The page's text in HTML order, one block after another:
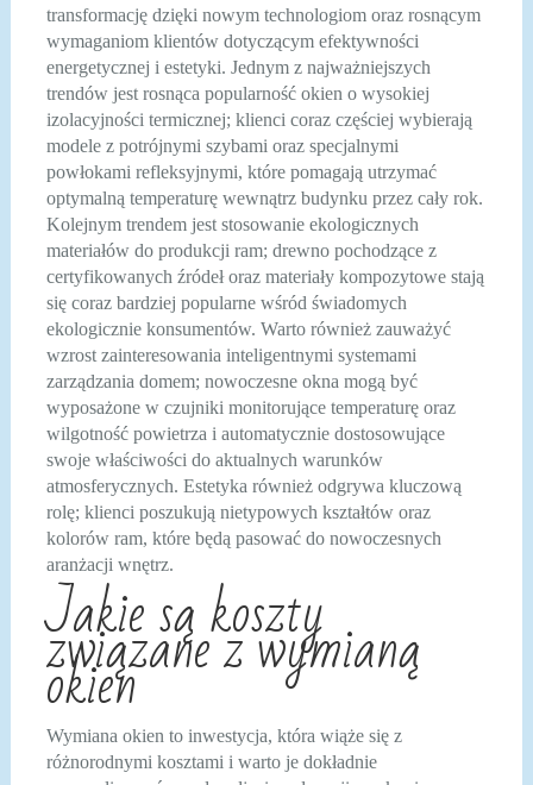
transformację dzięki nowym technologiom oraz rosnącym
wymaganiom klientów dotyczącym efektywności
energetycznej i estetyki. Jednym z najważniejszych
trendów jest rosnąca popularność okien o wysokiej
izolacyjności termicznej; klienci coraz częściej wybierają
modele z potrójnymi szybami oraz specjalnymi
powłokami refleksyjnymi, które pomagają utrzymać
optymalną temperaturę wewnątrz budynku przez cały rok.
Kolejnym trendem jest stosowanie ekologicznych
materiałów do produkcji ram; drewno pochodzące z
certyfikowanych źródeł oraz materiały kompozytowe stają
się coraz bardziej popularne wśród świadomych
ekologicznie konsumentów. Warto również zauważyć
wzrost zainteresowania inteligentnymi systemami
zarządzania domem; nowoczesne okna mogą być
wyposażone w czujniki monitorujące temperaturę oraz
wilgotność powietrza i automatycznie dostosowujące
swoje właściwości do aktualnych warunków
atmosferycznych. Estetyka również odgrywa kluczową
rolę; klienci poszukują nietypowych kształtów oraz
kolorów ram, które będą pasować do nowoczesnych
aranżacji wnętrz.
Jakie są koszty
związane z wymianą
okien
Wymiana okien to inwestycja, która wiąże się z
różnorodnymi kosztami i warto je dokładnie